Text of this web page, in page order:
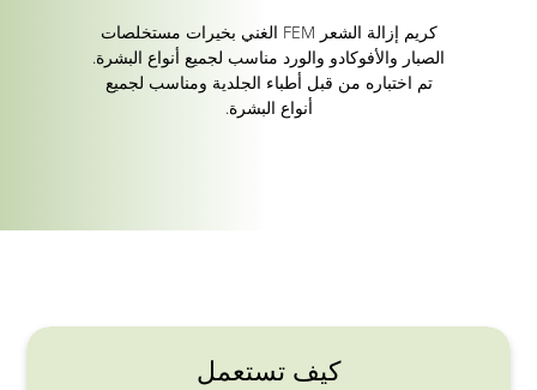
كريم إزالة الشعر FEM الغني بخيرات مستخلصات
الصبار والأفوكادو والورد مناسب لجميع أنواع البشرة.
تم اختباره من قبل أطباء الجلدية ومناسب لجميع
أنواع البشرة.
كيف تستعمل